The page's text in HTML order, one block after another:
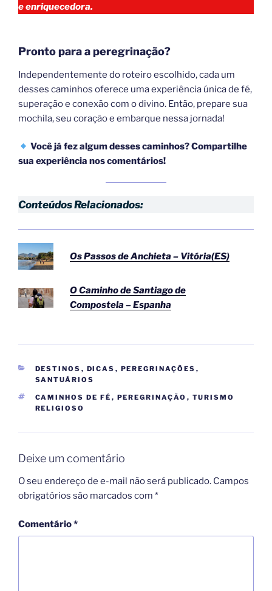
e enriquecedora.
Pronto para a peregrinação?
Independentemente do roteiro escolhido, cada um
desses caminhos oferece uma experiência única de fé,
superação e conexão com o divino. Então, prepare sua
mochila, seu coração e embarque nessa jornada!
Você já fez algum desses caminhos? Compartilhe
sua experiência nos comentários!
Conteúdos Relacionados:
Os Passos de Anchieta – Vitória(ES)
O Caminho de Santiago de
Compostela – Espanha
CATEGORIAS
DESTINOS , DICAS , PEREGRINAÇÕES ,
SANTUÁRIOS
TAGS
CAMINHOS DE FÉ , PEREGRINAÇÃO , TURISMO
RELIGIOSO
Deixe um comentário
O seu endereço de e-mail não será publicado. Campos
obrigatórios são marcados com *
Comentário*